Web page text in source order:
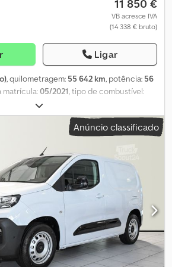
11 850 €
VB acresce IVA
(14 338 € bruto)
Ligar
, quilometragem: 55 642 km, potência: 56
matrícula:05/2021, tipo de combustível:
195/65R15
780 mm, combustível:diesel, cor:branco,
, tipo de engrenagem:
, comprimento total:4 400 mm
1 880 mm, comprimento do espaço de
do espaço de carga:1 460 mm
, altura do
mm , Ano de fabrico:2021 , Equipamento:
ar condicionado, controlo de
de cruzeiro, espelho retrovisor
regulação eléctrica dos vidros, =
= - Espelhos aquecidos - Lâmpada
cassete - Padrão - Estofamento -
Anúncio classificado